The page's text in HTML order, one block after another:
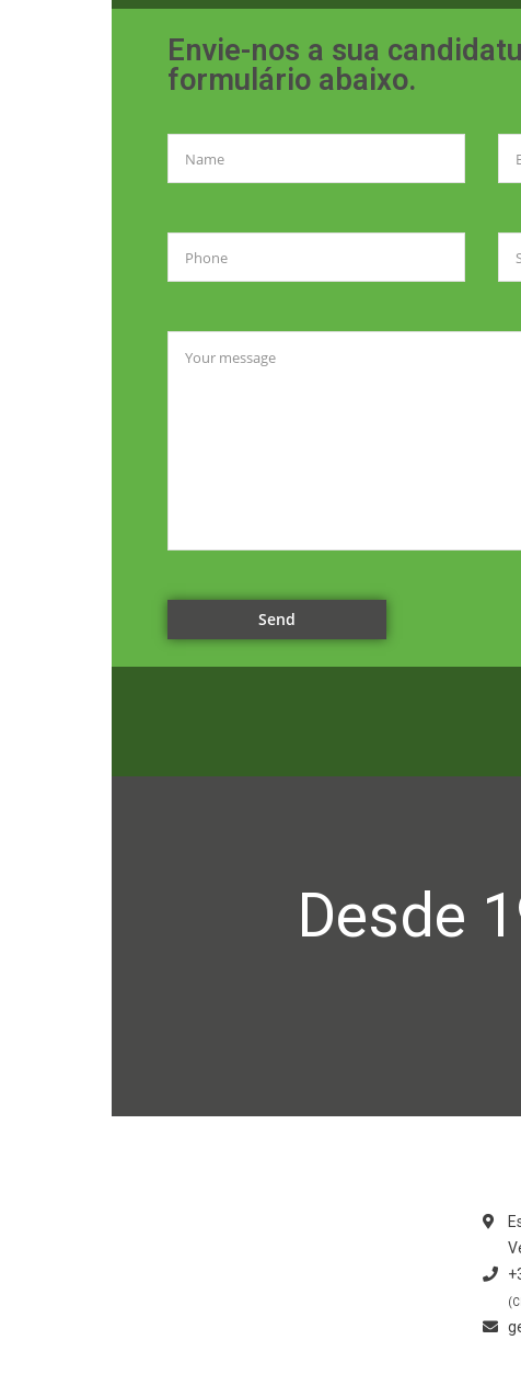
Envie-nos a sua
formulário abaixo.
Desde